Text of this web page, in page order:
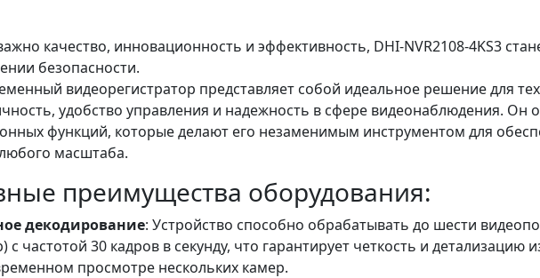
качество, инновационность и эффективность, DHI-NVR2108-4KS3
безопасности.
видеорегистратор представляет собой идеальное решение для
удобство управления и надежность в сфере видеонаблюдения. Он
функций, которые делают его незаменимым инструментом для
масштаба.
преимущества оборудования:
декодирование: Устройство способно обрабатывать до шести
с частотой 30 кадров в секунду, что гарантирует четкость и
просмотре нескольких камер.